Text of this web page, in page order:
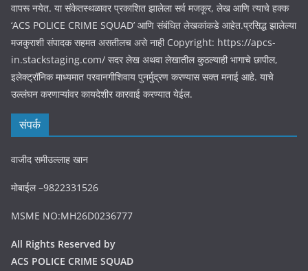
वापरू नयेत. या संकेतस्थळावर प्रकाशित झालेला सर्व मजकूर, लेख आणि त्याचे हक्क
‘ACS POLICE CRIME SQUAD’ आणि संबंधित लेखकांकडे आहेत.प्रसिद्ध झालेल्या
मजकुराशी संपादक सहमत असतीलच असे नाही Copyright: https://apcs-
in.stackstaging.com/ सदर लेख अथवा लेखातील कुठल्याही भागाचे छापील,
इलेक्ट्रॉनिक माध्यमात परवानगीशिवाय पुनर्मुद्रण करण्यास सक्त मनाई आहे. याचे
उल्लंघन करणाऱ्यांवर कायदेशीर कारवाई करण्यात येईल.
संपर्क
वाजीद समीउल्लाह खान
मोबाईल –9822331526
MSME NO:MH26D0236777
All Rights Reserved by
ACS POLICE CRIME SQUAD